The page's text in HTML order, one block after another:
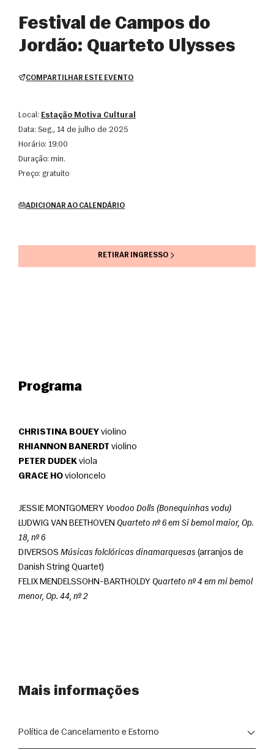
Festival de Campos do
Jordão: Quarteto Ulysses
COMPARTILHAR ESTE EVENTO
Local: Estação Motiva Cultural
Data:
seg., 14 de julho de 2025
Horário:
19:00
Duração: min.
Preço: gratuito
ADICIONAR AO CALENDÁRIO
RETIRAR INGRESSO
Programa
CHRISTINA BOUEY violino
RHIANNON BANERDT violino
PETER DUDEK viola
GRACE HO violoncelo
JESSIE MONTGOMERY Voodoo Dolls (Bonequinhas vodu)
LUDWIG VAN BEETHOVEN Quarteto nº 6 em Si bemol maior, Op.
18, nº 6
DIVERSOS Músicas folclóricas dinamarquesas (arranjos de
Danish String Quartet)
FELIX MENDELSSOHN-BARTHOLDY Quarteto nº 4 em mi bemol
menor, Op. 44, nº 2
Mais informações
Política de Cancelamento e Estorno